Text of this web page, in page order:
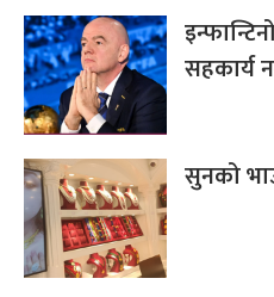
सहकार्य
सुनको